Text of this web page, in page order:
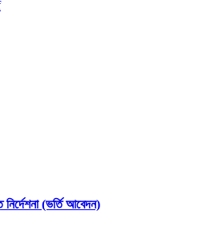
(ভর্তি আবেদন)